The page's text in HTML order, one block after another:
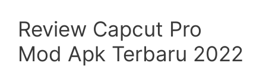
Review Capcut Pro
Mod Apk Terbaru 2022